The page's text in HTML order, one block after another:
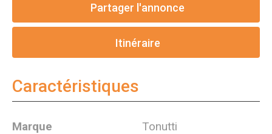
Caractéristiques
Marque
Tonutti
Partager l'annonce
Itinéraire